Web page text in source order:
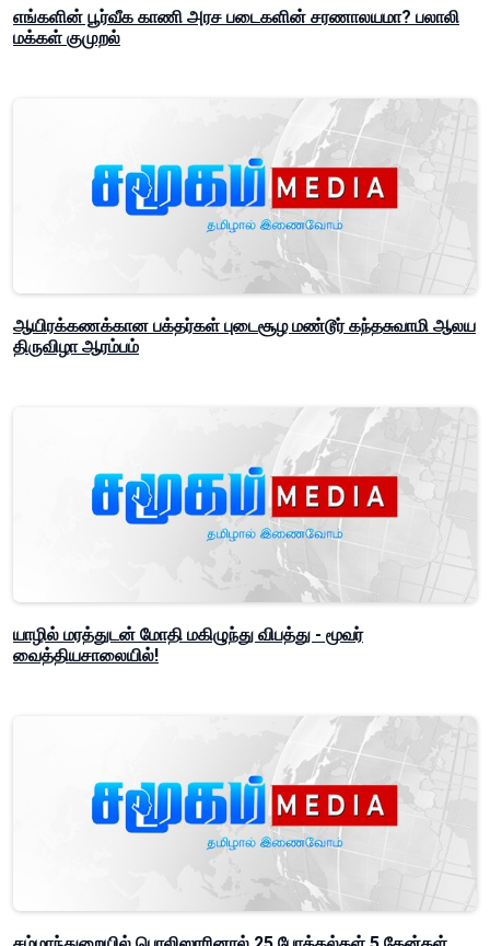
எங்களின் பூர்வீக காணி அரச படைகளின் சரணாலயமா? பலாலி
மக்கள் குமுறல்
ஆயிரக்கணக்கான பக்தர்கள் புடைசூழ மண்டூர் கந்தசுவாமி ஆலய
திருவிழா ஆரம்பம்
யாழில் மரத்துடன் மோதி மகிழுந்து விபத்து - மூவர்
வைத்தியசாலையில்!